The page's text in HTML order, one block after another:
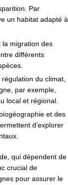
Par
un habitat adapté à
la migration des
différents
du climat,
par exemple,
local et régional.
et des
d’explorer
qui dépendent de
crucial de
pour assurer le